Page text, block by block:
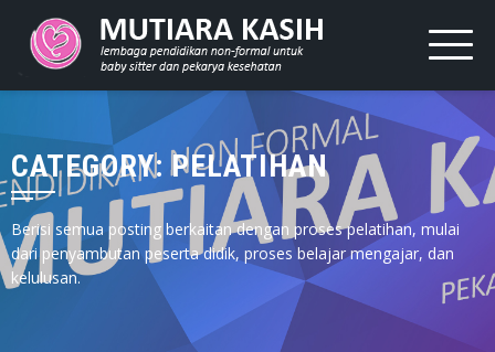
CATEGORY: PELATIHAN
Berisi semua posting berkaitan dengan proses pelatihan, mulai
dari penyambutan peserta didik, proses belajar mengajar, dan
kelulusan.